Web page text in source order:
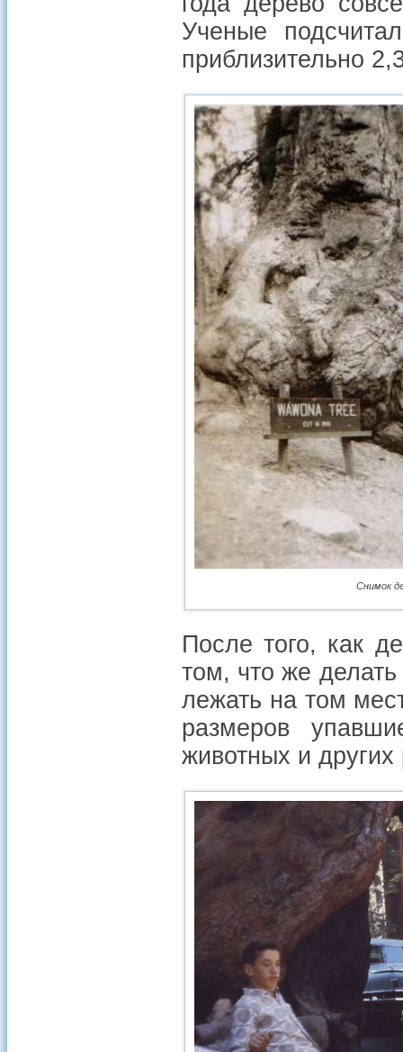
Ученые
приблизительно
Снимок
После того, как
том, что же
лежать на том
размеров
животных и других